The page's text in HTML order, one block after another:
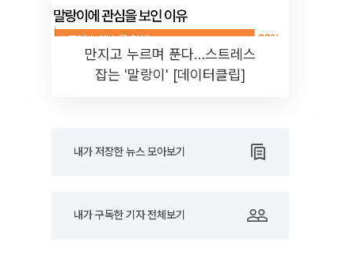
만지고 누르며 푼다…스트레스
잡는 '말랑이' [데이터클립]
내가 저장한 뉴스 모아보기
내가 구독한 기자 전체보기